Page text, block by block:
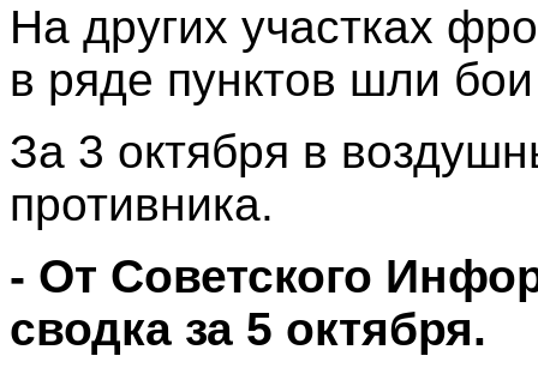
На других участках
в ряде пунктов шли
За 3 октября в
противника.
- От Советского
сводка за 5 октября.